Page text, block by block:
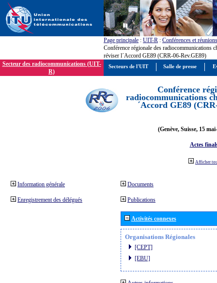
Page principale : UIT-R : Conférences et réunions
Conférence régionale des radiocommunications
réviser l´Accord GE89 (CRR-06-Rev.GE89)
Secteur des radiocommunications (UIT-
R)
Conférence
radiocommunications
´Accord GE89
(Genève, Suisse, 15
Actes
Afficher
Information générale
Enregistrement des délégués
Documents
Publications
Activités connexes
Organisations Régionales
[CEPT]
[EBU]
Secteurs de l'UIT Salle de presse